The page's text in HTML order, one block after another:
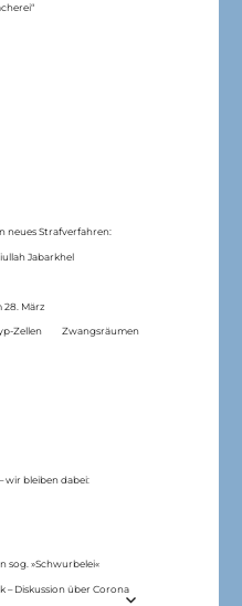
neues Strafverfahren:
Jabarkhel
28. März
Zellen Zwangsräumen
wir bleiben dabei:
sog. »Schwurbelei«
– Diskussion über Corona